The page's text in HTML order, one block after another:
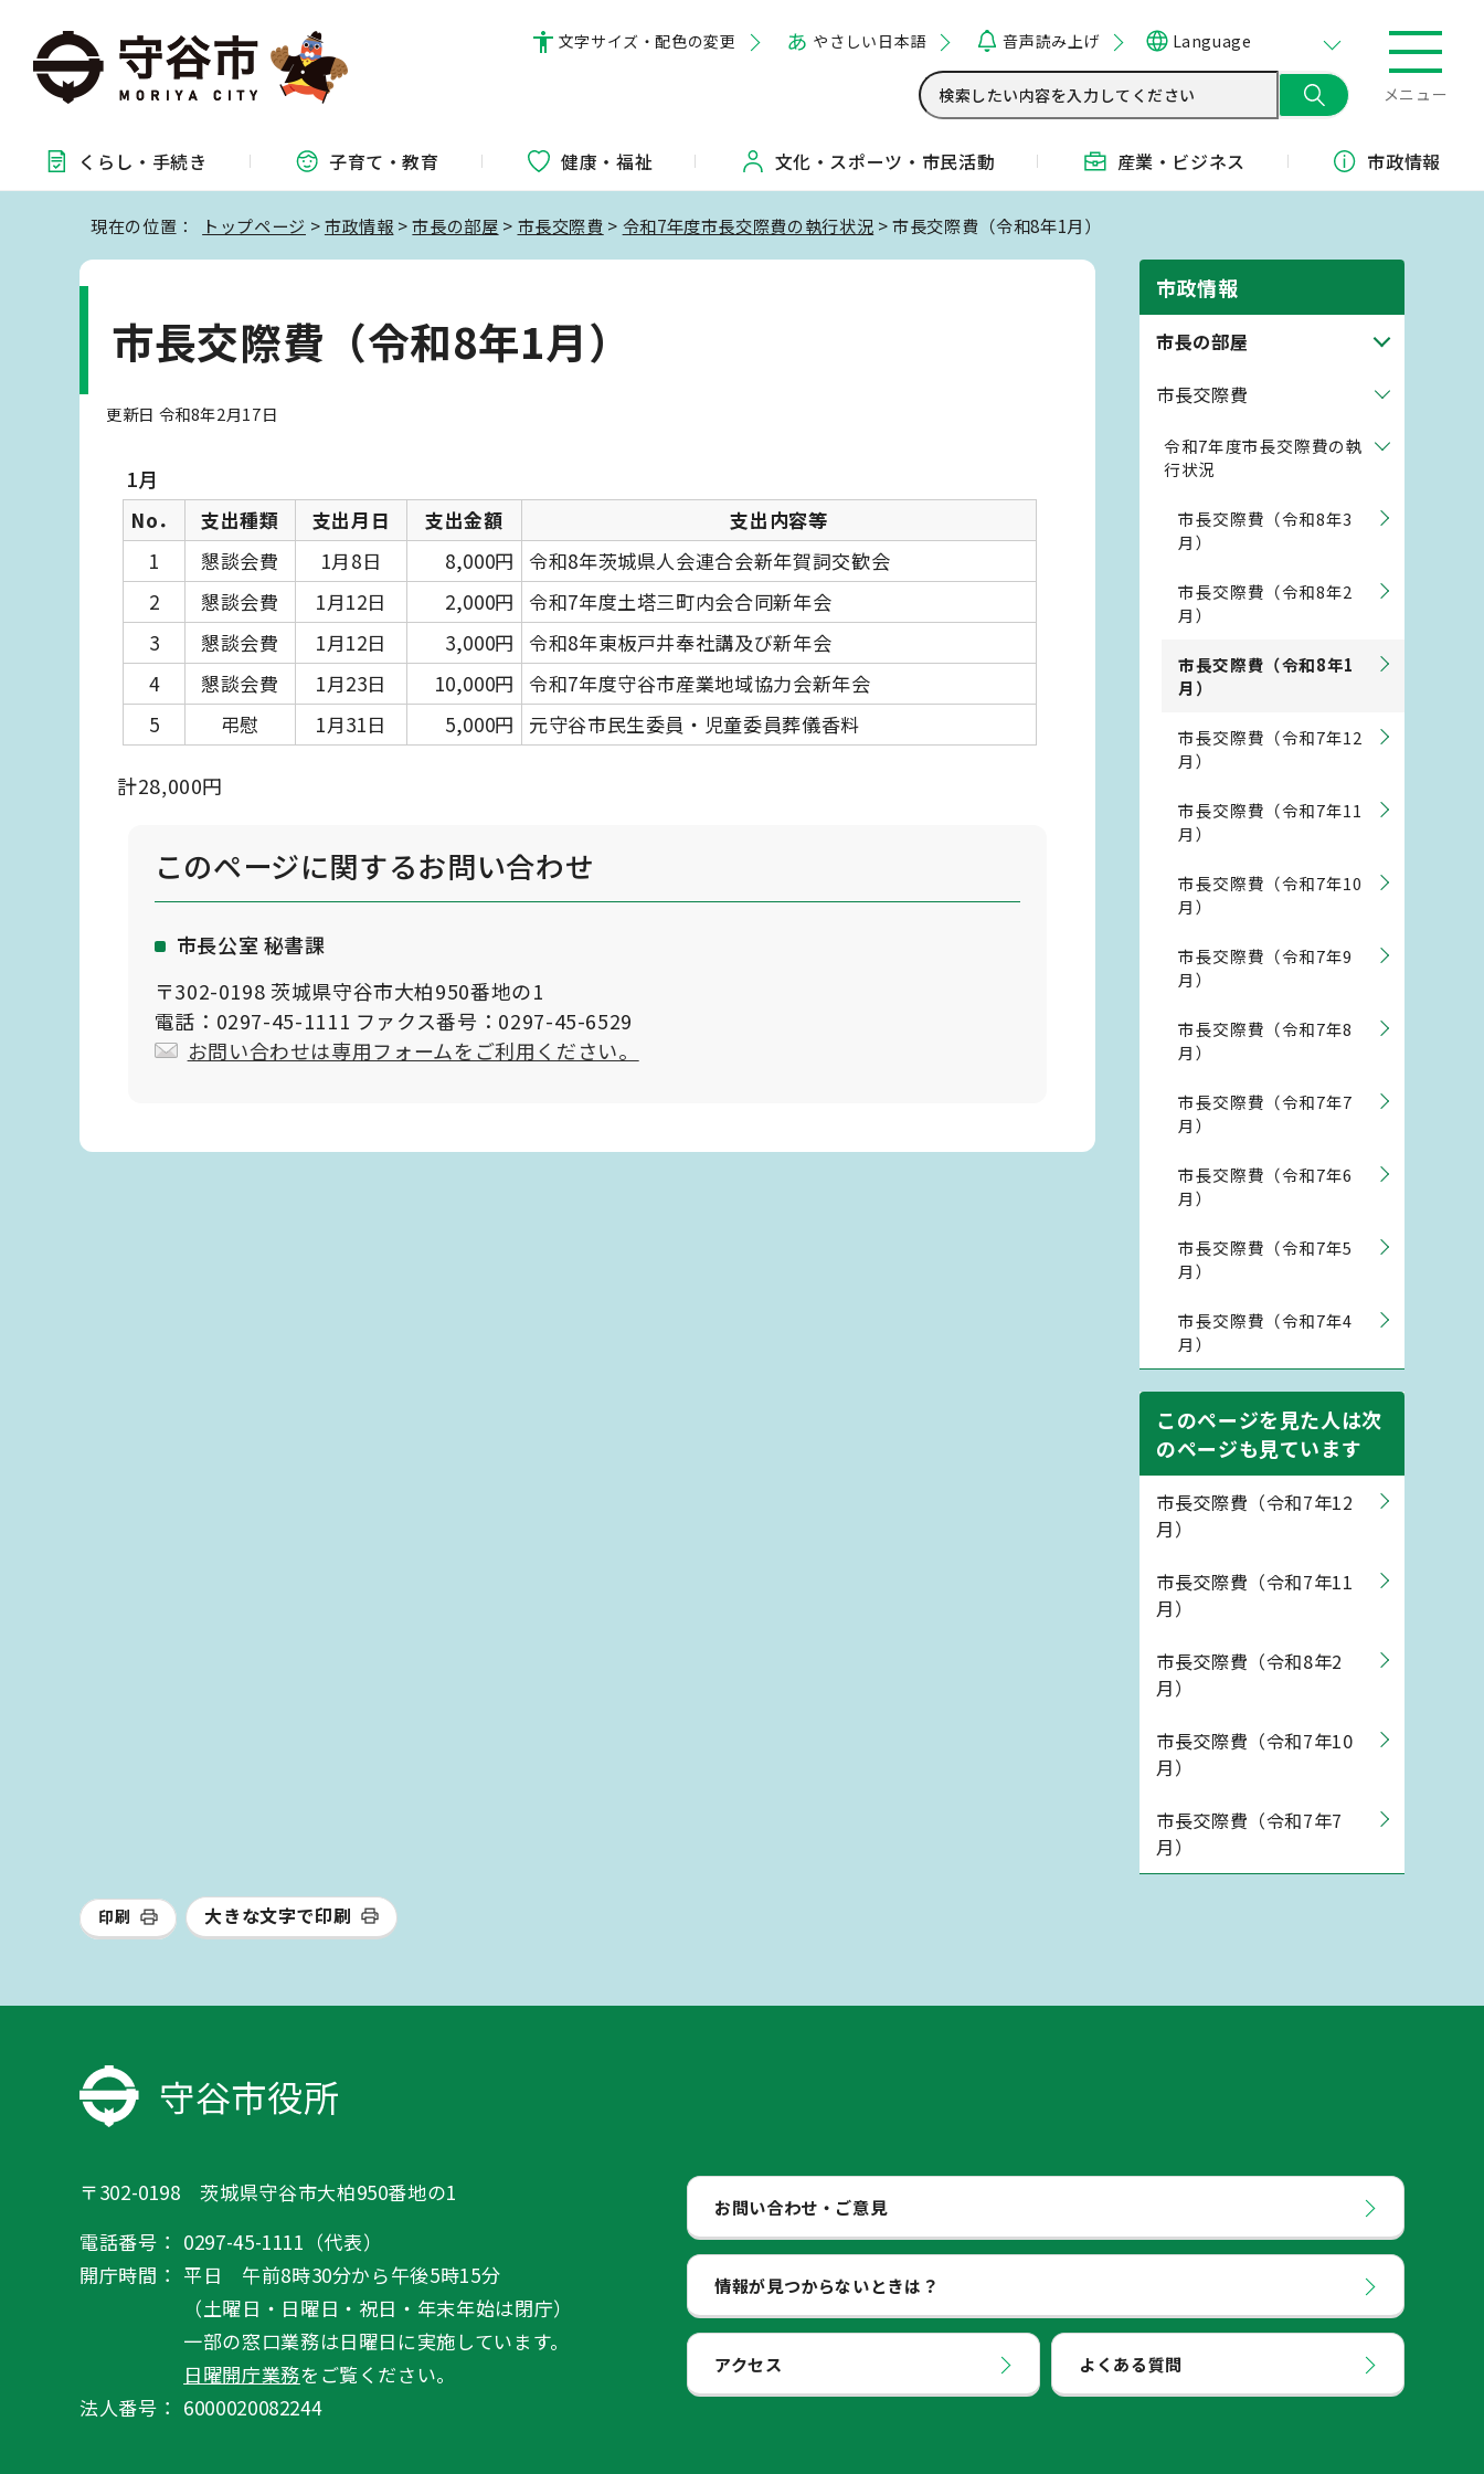
文字サイズ・配色の変更 やさしい日本語 音声読み上げ Language
メニュー
くらし・ 手続き 子育て・教育 健康・福祉 文化・ スポーツ・ 市民活動 産業・ ビジネス 市政情報
現在の位置： トップページ >市政情報 >市長の部屋 > 市長交際費 > 令和7年度市長交際費の執行状況 > 市長交際費（令和8年1月）
市長交際費（令和8年1月）
更新日 令和8年2月17日
1月
No． 支出種類 支出月日 支出金額
支出内容等
1
懇談会費 1月8日 8,000円 令和8年茨城県人会連合会新年賀詞交歓会
2
懇談会費 1月12日 2,000円 令和7年度土塔三町内会合同新年会
3
懇談会費 1月12日 3,000円 令和8年東板戸井奉社講及び新年会
4
懇談会費 1月23日 10,000円 令和7年度守谷市産業地域協力会新年会
5
弔慰 1月31日 5,000円 元守谷市民生委員・児童委員葬儀香料
計28,000円
このページに関するお問い合わせ
市長公室 秘書課
〒302-0198 茨城県守谷市大柏950番地の1
電話：0297-45-1111 ファクス番号：0297-45-6529
お問い合わせは専用フォームをご利用ください。
市政情報
市長の部屋
市長交際費
令和7年度市長交際費の執
行状況
市長交際費（令和8年3
月）
市長交際費（令和8年2
月）
市長交際費（令和8年1
月）
市長交際費（令和7年12
月）
市長交際費（令和7年11
月）
市長交際費（令和7年10
月）
市長交際費（令和7年9
月）
市長交際費（令和7年8
月）
市長交際費（令和7年7
月）
市長交際費（令和7年6
月）
市長交際費（令和7年5
月）
市長交際費（令和7年4
月）
このページを見た人は次
のページも見ています
市長交際費（令和7年12
月）
市長交際費（令和7年11
月）
市長交際費（令和8年2
月）
市長交際費（令和7年10
月）
市長交際費（令和7年7
月）
印刷 大きな文字で印刷
守谷市役所
〒302-0198 茨城県守谷市大柏950番地の1
電話番号： 0297-45-1111（代表）
開庁時間： 平日 午前8時30分から午後5時15分
（土曜日・日曜日・祝日・年末年始は閉庁）
一部の窓口業務は日曜日に実施しています。
日曜開庁業務をご覧ください。
法人番号： 6000020082244
お問い合わせ・ご意見
情報が見つからないときは？
アクセス よくある質問